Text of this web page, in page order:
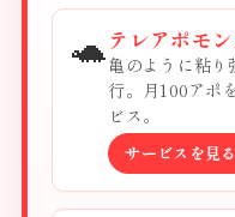
🐢 テレアポモ
亀のように粘
行。月100アポ
ビス。
サービスを見